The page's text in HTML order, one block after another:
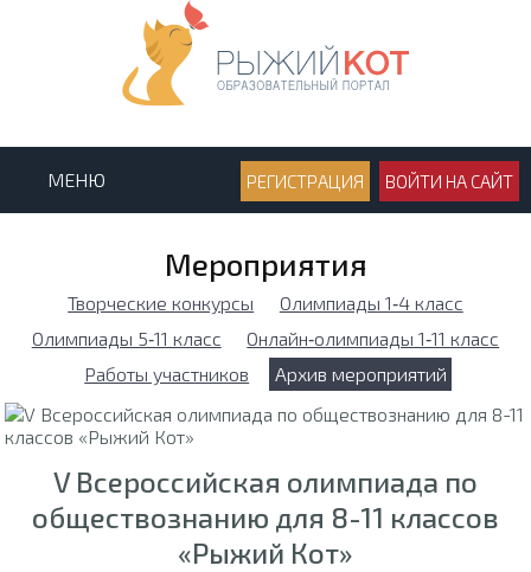
МЕНЮ РЕГИСТРАЦИЯ ВОЙТИ НА САЙТ
Мероприятия
Творческие конкурсы
Олимпиады 1‑4 класс
Олимпиады 5‑11 класс
Онлайн‑олимпиады 1‑11 класс
Работы участников
Архив мероприятий
V Всероссийская олимпиада по
обществознанию для 8-11 классов
«Рыжий Кот»